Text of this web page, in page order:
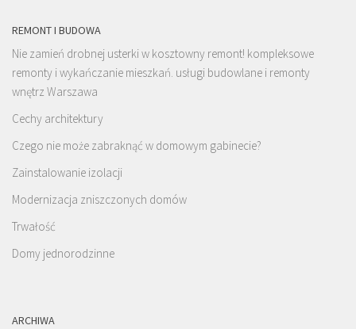
REMONT I BUDOWA
Nie zamień drobnej usterki w kosztowny remont! kompleksowe
remonty i wykańczanie mieszkań. usługi budowlane i remonty
wnętrz Warszawa
Cechy architektury
Czego nie może zabraknąć w domowym gabinecie?
Zainstalowanie izolacji
Modernizacja zniszczonych domów
Trwałość
Domy jednorodzinne
ARCHIWA